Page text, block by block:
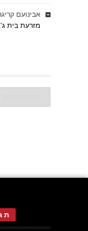
אבינועם קריגר
מזרעת בית